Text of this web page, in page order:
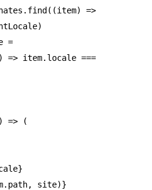
.find ((item) =>
=
=> item.locale ===
=> (
.path,
site)}